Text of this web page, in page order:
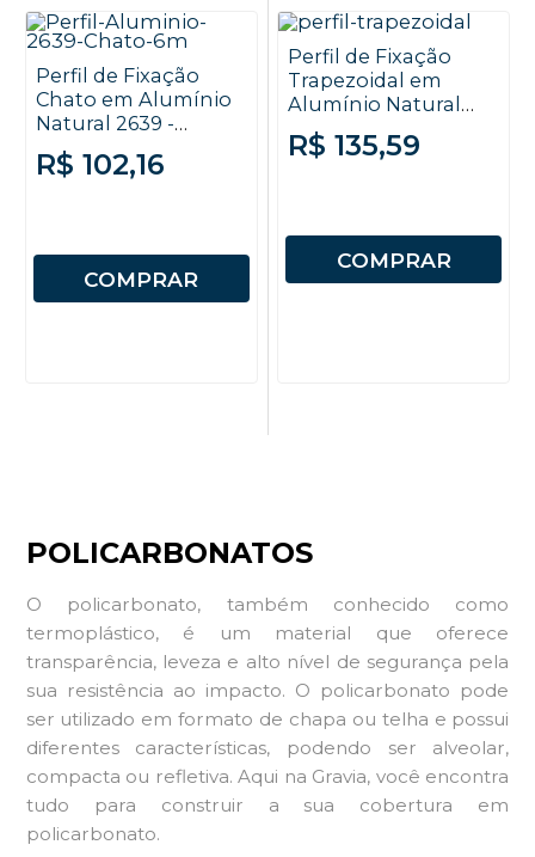
Perfil de Fixação
Chato em Alumínio
Natural 2639 -
6000mm
R$ 102,16
COMPRAR
Perfil de Fixação
Trapezoidal em
Alumínio Natural
2131 - 6000mm
R$ 135,59
COMPRAR
POLICARBONATOS
O policarbonato, também conhecido como
termoplástico, é um material que oferece
transparência, leveza e alto nível de segurança pela
sua resistência ao impacto. O policarbonato pode
ser utilizado em formato de chapa ou telha e possui
diferentes características, podendo ser alveolar,
compacta ou refletiva. Aqui na Gravia, você encontra
tudo para construir a sua cobertura em
policarbonato.